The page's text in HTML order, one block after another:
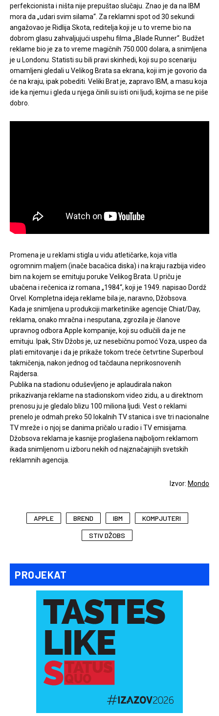
PROJEKAT
perfekcionista i ništa nije prepuštao slučaju. Znao je da na IBM
mora da „udari svim silama“. Za reklamni spot od 30 sekundi
angažovao je Ridlija Skota, reditelja koji je u to vreme bio na
dobrom glasu zahvaljujući uspehu filma „Blade Runner“. Budžet
reklame bio je za to vreme magičnih 750.000 dolara, a snimljena
je u Londonu. Statisti su bili pravi skinhedi, koji su po scenariju
omamljeni gledali u Velikog Brata sa ekrana, koji im je govorio da
će na kraju, ipak pobediti. Veliki Brat je, zapravo IBM, a masu koja
ide ka njemu i gleda u njega činili su isti oni ljudi, kojima se ne piše
dobro.
Promena je u reklami stigla u vidu atletičarke, koja vitla
ogromnim maljem (inače bacačica diska) i na kraju razbija video
bim na kojem se emituju poruke Velikog Brata. U priču je
ubačena i rečenica iz romana „1984“, koji je 1949. napisao Dordž
Orvel. Kompletna ideja reklame bila je, naravno, Džobsova.
Kada je snimljena u produkciji marketinške agencije Chiat/Day,
reklama, onako mračna i nesputana, zgrozila je članove
upravnog odbora Apple kompanije, koji su odlučili da je ne
emituju. Ipak, Stiv Džobs je, uz nesebičnu pomoć Voza, uspeo da
plati emitovanje i da je prikaže tokom treće četvrtine Superboul
takmičenja, nakon jednog od tačdauna neprikosnovenih
Rajdersa.
Publika na stadionu oduševljeno je aplaudirala nakon
prikazivanja reklame na stadionskom video zidu, a u direktnom
prenosu ju je gledalo blizu 100 miliona ljudi. Vest o reklami
prenelo je odmah preko 50 lokalnih TV stanica i sve tri nacionalne
TV mreže i o njoj se danima pričalo u radio i TV emisijama.
Džobsova reklama je kasnije proglašena najboljom reklamom
ikada snimljenom u izboru nekih od najznačajnijih svetskih
reklamnih agencija.
Izvor: Mondo
APPLE BREND IBM KOMPJUTERI
STIV DŽOBS